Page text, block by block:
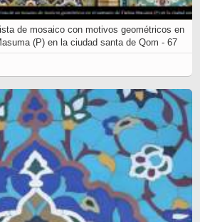
de mosaico con motivos geométricos en
(P) en la ciudad santa de Qom - 67